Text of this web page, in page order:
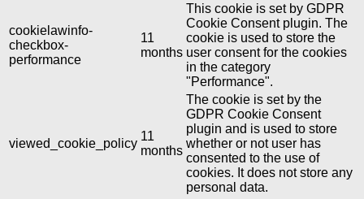
cookielawinfo-
checkbox-
performance
11
months
This cookie is set by GDPR
Cookie Consent plugin. The
cookie is used to store the
user consent for the cookies
in the category
"Performance".
viewed_cookie_policy
11
months
The cookie is set by the
GDPR Cookie Consent
plugin and is used to store
whether or not user has
consented to the use of
cookies. It does not store any
personal data.